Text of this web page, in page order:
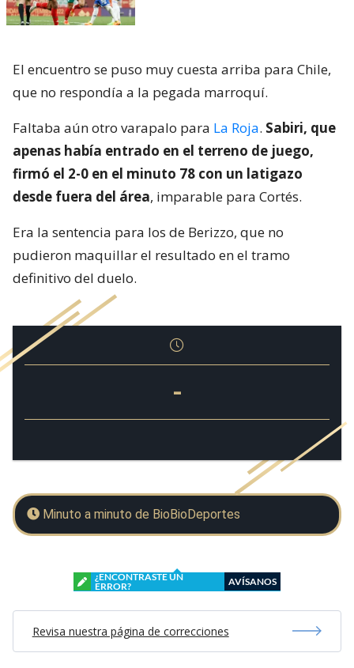
El encuentro se puso muy cuesta arriba para Chile,
que no respondía a la pegada marroquí.
Faltaba aún otro varapalo para La Roja. Sabiri, que
apenas había entrado en el terreno de juego,
firmó el 2-0 en el minuto 78 con un latigazo
desde fuera del área, imparable para Cortés.
Era la sentencia para los de Berizzo, que no
pudieron maquillar el resultado en el tramo
definitivo del duelo.
-
Minuto a minuto de BioBioDeportes
¿ENCONTRASTE UN
ERROR?
AVÍSANOS
Revisa nuestra página de correcciones